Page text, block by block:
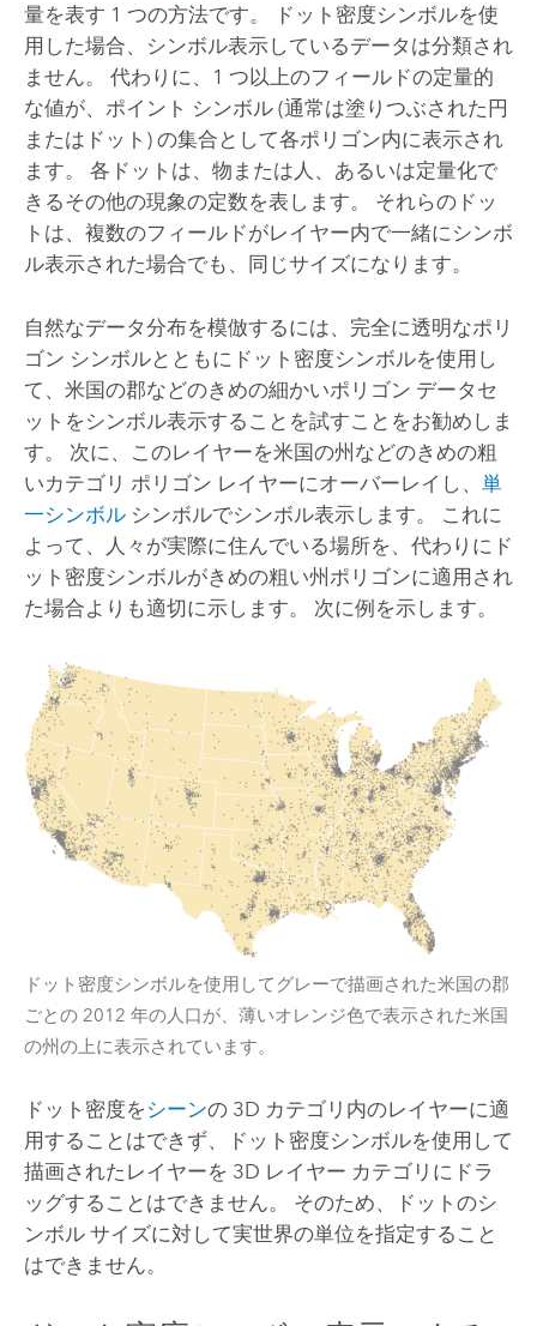
量を表す 1 つの方法です。 ドット密度シンボルを使
用した場合、シンボル表示しているデータは分類され
ません。 代わりに、1 つ以上のフィールドの定量的
な値が、ポイント シンボル (通常は塗りつぶされた円
またはドット) の集合として各ポリゴン内に表示され
ます。 各ドットは、物または人、あるいは定量化で
きるその他の現象の定数を表します。 それらのドッ
トは、複数のフィールドがレイヤー内で一緒にシンボ
ル表示された場合でも、同じサイズになります。
自然なデータ分布を模倣するには、完全に透明なポリ
ゴン シンボルとともにドット密度シンボルを使用し
て、米国の郡などのきめの細かいポリゴン データセ
ットをシンボル表示することを試すことをお勧めしま
す。 次に、このレイヤーを米国の州などのきめの粗
いカテゴリ ポリゴン レイヤーにオーバーレイし、 単
一シンボルシンボルでシンボル表示します。 これに
よって、人々が実際に住んでいる場所を、代わりにド
ット密度シンボルがきめの粗い州ポリゴンに適用され
た場合よりも適切に示します。 次に例を示します。
ドット密度シンボルを使用してグレーで描画された米国の郡
ごとの 2012 年の人口が、薄いオレンジ色で表示された米国
の州の上に表示されています。
ドット密度をシーンの 3D カテゴリ内のレイヤーに適
用することはできず、ドット密度シンボルを使用して
描画されたレイヤーを 3D レイヤー カテゴリにドラ
ッグすることはできません。 そのため、ドットのシ
ンボル サイズに対して実世界の単位を指定すること
はできません。